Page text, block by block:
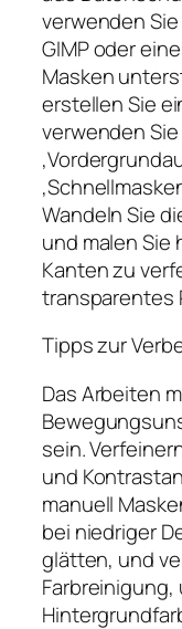
verwenden
GIMP oder
Masken
erstellen Sie
verwenden
Wandeln Sie
und malen Sie
Kanten zu
transparentes
Tipps zur
Das Arbeiten
sein.
und
manuell
bei niedriger
glätten, und